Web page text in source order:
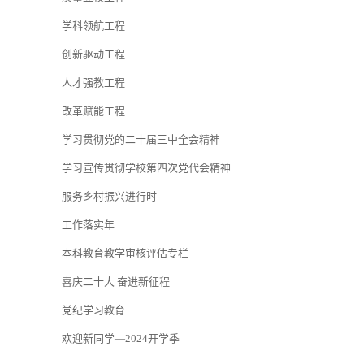
学科领航工程
创新驱动工程
人才强教工程
改革赋能工程
学习贯彻党的二十届三中全会精神
学习宣传贯彻学校第四次党代会精神
服务乡村振兴进行时
工作落实年
本科教育教学审核评估专栏
喜庆二十大 奋进新征程
党纪学习教育
欢迎新同学—2024开学季